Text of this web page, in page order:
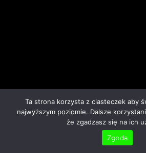
Ta strona korzysta z ciasteczek aby
najwyższym poziomie. Dalsze
że zgadzasz się na ich
Zgoda